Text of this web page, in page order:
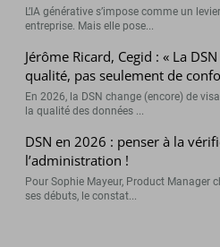
L’IA générative s’impose comme un
entreprise. Mais elle pose...
Jérôme Ricard, Cegid : « La
qualité, pas seulement de
En 2026, la DSN change (encore) de
la qualité des données ...
DSN en 2026 : penser à la
l’administration !
Pour Sophie Mayeur, Product Manager
ses débuts, le constat...